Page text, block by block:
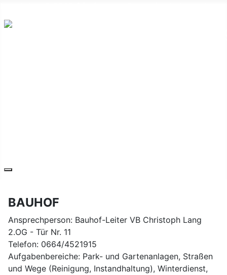
BAUHOF
Ansprechperson: Bauhof-Leiter VB Christoph Lang
2.OG - Tür Nr. 11
Telefon: 0664/4521915
Aufgabenbereiche: Park- und Gartenanlagen, Straßen
und Wege (Reinigung, Instandhaltung), Winterdienst,